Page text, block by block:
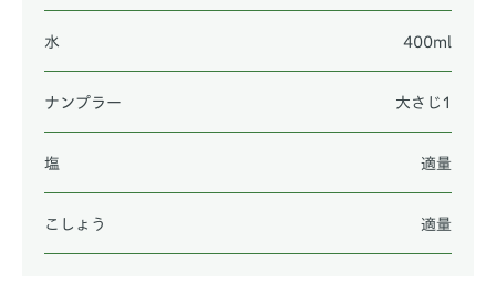
水 400ml
ナンプラー 大さじ1
塩 適量
こしょう 適量